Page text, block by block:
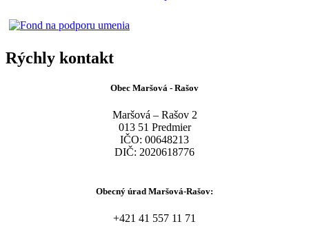
Rýchly kontakt
Obec Maršová - Rašov
Maršová – Rašov 2
013 51 Predmier
IČO: 00648213
DIČ: 2020618776
Obecný úrad Maršová-Rašov:
+421 41 557 11 71